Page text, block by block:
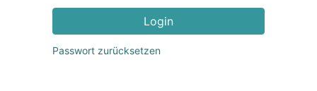
Login
Passwort zurücksetzen